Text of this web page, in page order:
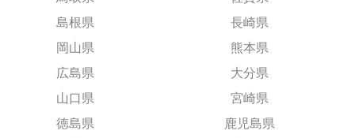
島根県
岡山県
広島県
山口県
徳島県
長崎県
熊本県
大分県
宮崎県
鹿児島県